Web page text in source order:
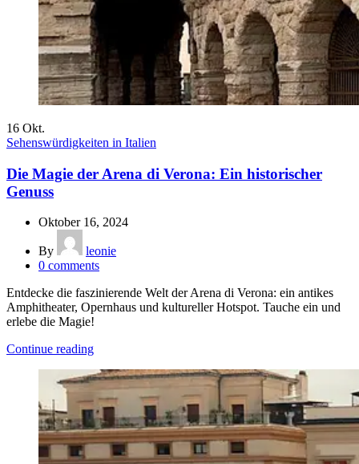
16 Okt.
Sehenswürdigkeiten in Italien
Die Magie der Arena di Verona: Ein historischer
Genuss
Oktober 16, 2024
By
leonie
0 comments
Entdecke die faszinierende Welt der Arena di Verona: ein antikes
Amphitheater, Opernhaus und kultureller Hotspot. Tauche ein und
erlebe die Magie!
Continue reading